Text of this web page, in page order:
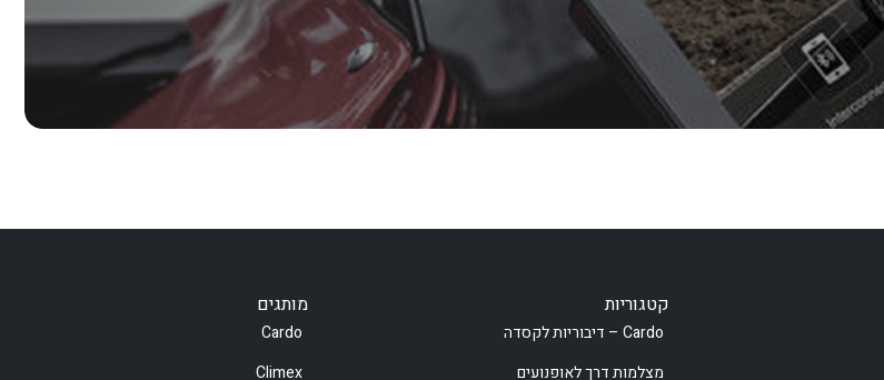
קטגוריות
Cardo – דיבוריות לקסדה
מצלמות דרך לאופנועים
מותגים
Cardo
Climex